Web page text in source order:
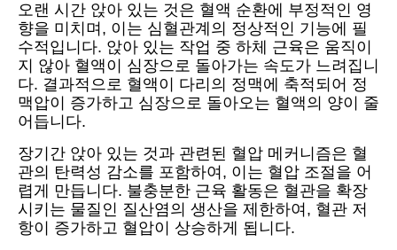
오랜 시간 앉아 있는 것은 혈액 순환에 부정적인 영
향을 미치며, 이는 심혈관계의 정상적인 기능에 필
수적입니다. 앉아 있는 작업 중 하체 근육은 움직이
지 않아 혈액이 심장으로 돌아가는 속도가 느려집니
다. 결과적으로 혈액이 다리의 정맥에 축적되어 정
맥압이 증가하고 심장으로 돌아오는 혈액의 양이 줄
어듭니다.
장기간 앉아 있는 것과 관련된 혈압 메커니즘은 혈
관의 탄력성 감소를 포함하여, 이는 혈압 조절을 어
렵게 만듭니다. 불충분한 근육 활동은 혈관을 확장
시키는 물질인 질산염의 생산을 제한하여, 혈관 저
항이 증가하고 혈압이 상승하게 됩니다.